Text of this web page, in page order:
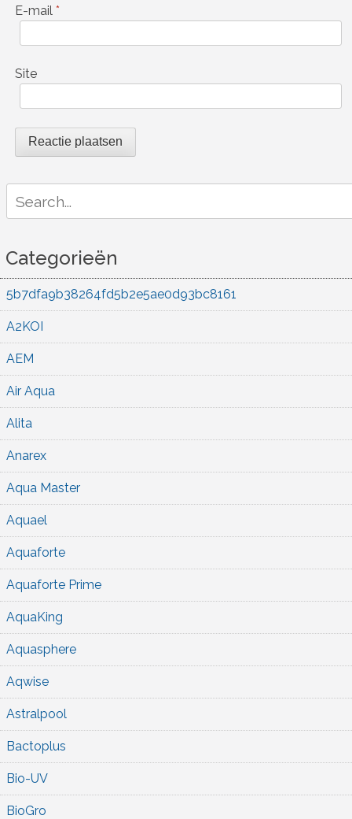
E-mail *
Site
for:
Categorieën
5b7dfa9b38264fd5b2e5ae0d93bc8161
A2KOI
AEM
Air Aqua
Alita
Anarex
Aqua Master
Aquael
Aquaforte
Aquaforte Prime
AquaKing
Aquasphere
Aqwise
Astralpool
Bactoplus
Bio-UV
BioGro